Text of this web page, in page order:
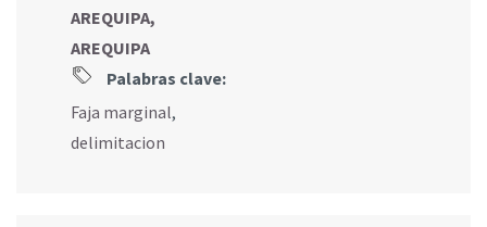
AREQUIPA,
AREQUIPA
Palabras clave:
Faja marginal,
delimitacion